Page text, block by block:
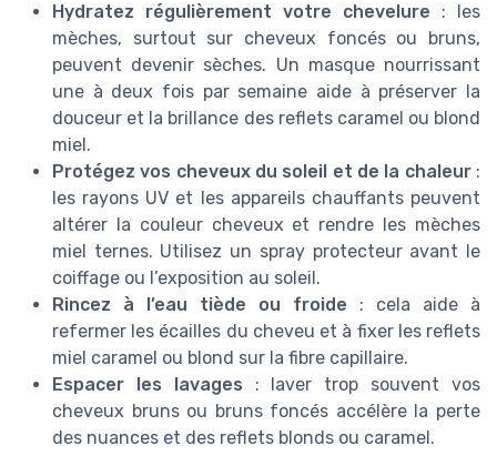
Hydratez régulièrement votre chevelure : les
mèches, surtout sur cheveux foncés ou bruns,
peuvent devenir sèches. Un masque nourrissant
une à deux fois par semaine aide à préserver la
douceur et la brillance des reflets caramel ou blond
miel.
Protégez vos cheveux du soleil et de la chaleur:
les rayons UV et les appareils chauffants peuvent
altérer la couleur cheveux et rendre les mèches
miel ternes. Utilisez un spray protecteur avant le
coiffage ou l’exposition au soleil.
Rincez à l’eau tiède ou froide : cela aide à
refermer les écailles du cheveu et à fixer les reflets
miel caramel ou blond sur la fibre capillaire.
Espacer les lavages : laver trop souvent vos
cheveux bruns ou bruns foncés accélère la perte
des nuances et des reflets blonds ou caramel.